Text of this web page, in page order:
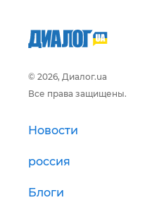
© 2026, Диалог.ua
Все права защищены.
Новости
россия
Блоги